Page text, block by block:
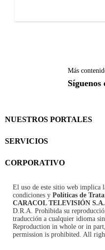
Más
Síguenos
NUESTROS PORTALES
SERVICIOS
CORPORATIVO
El uso de este sitio web implica
condiciones y Políticas de
CARACOL TELEVISIÓN S.A.
D.R.A. Prohibida su
traducción a cualquier idioma
Reproduction in whole or in
permission is prohibited. All